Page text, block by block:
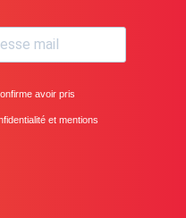
avoir pris
et mentions